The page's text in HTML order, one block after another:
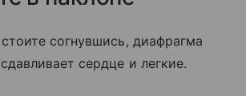
согнувшись, диафрагма
сердце и легкие.